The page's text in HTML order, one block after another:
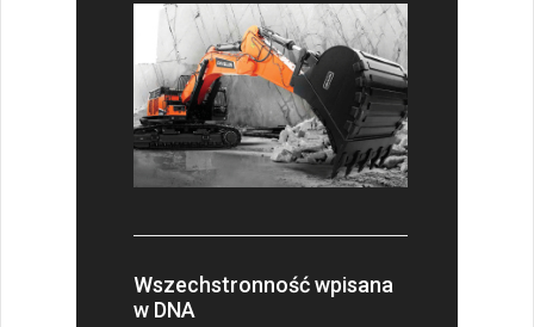
Wszechstronność wpisana
w DNA